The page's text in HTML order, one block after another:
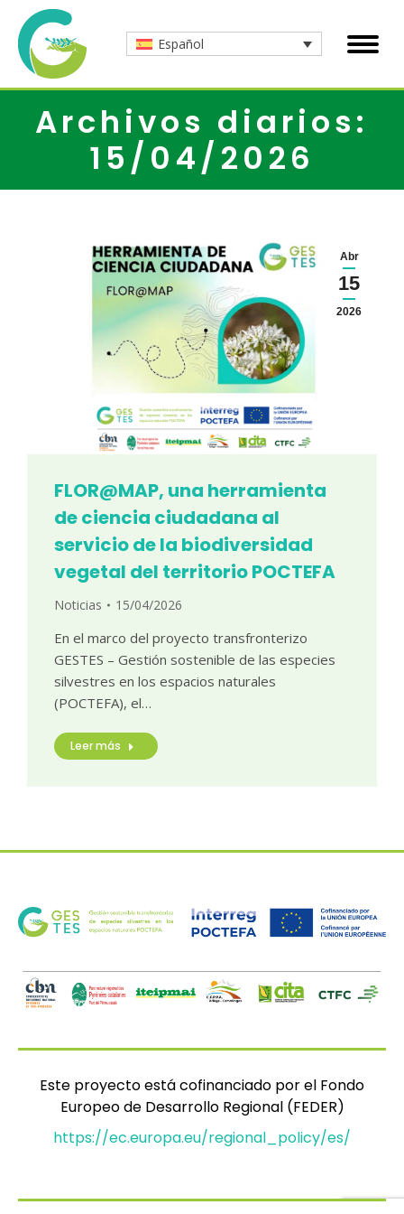
Español
Archivos diarios:
15/04/2026
Abr
15
2026
FLOR@MAP, una herramienta
de ciencia ciudadana al
servicio de la biodiversidad
vegetal del territorio POCTEFA
Noticias 15/04/2026
En el marco del proyecto transfronterizo
GESTES – Gestión sostenible de las especies
silvestres en los espacios naturales
(POCTEFA), el…
Leer más
Este proyecto está cofinanciado por el Fondo
Europeo de Desarrollo Regional (FEDER)
https://ec.europa.eu/regional_policy/es/